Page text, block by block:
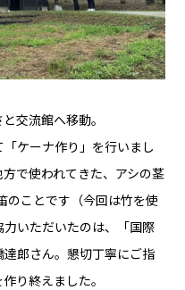
交流館へ移動。
ケーナ作り」を行いまし
で使われてきた、アシの茎
のことです（今回は竹を使
いただいたのは、「国際
郎さん。懇切丁寧にご指
り終えました。